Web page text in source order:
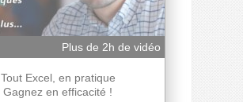
Plus de 2h de vidéo
Tout Excel, en pratique
Gagnez en efficacité !